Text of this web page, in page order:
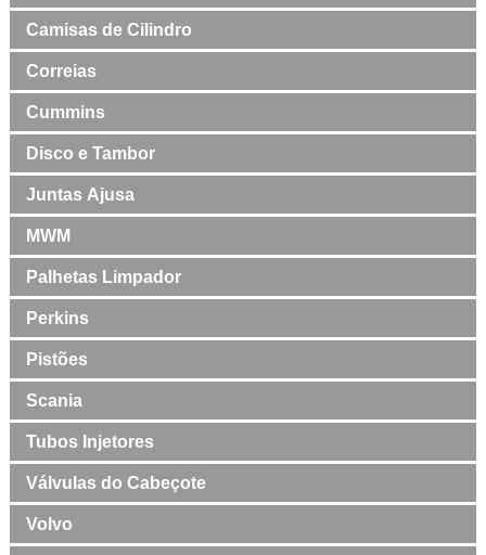
Camisas de Cilindro
Correias
Cummins
Disco e Tambor
Juntas Ajusa
MWM
Palhetas Limpador
Perkins
Pistões
Scania
Tubos Injetores
Válvulas do Cabeçote
Volvo